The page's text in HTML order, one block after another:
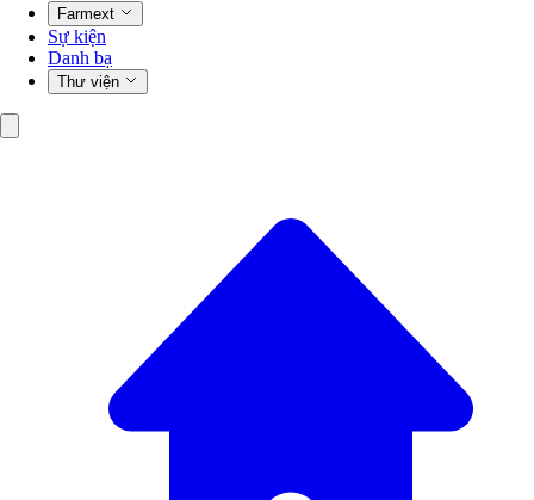
Farmext
Sự kiện
Danh bạ
Thư viện